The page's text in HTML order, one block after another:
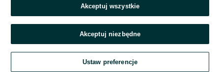
Akceptuj wszystkie
Akceptuj niezbędne
Ustaw preferencje